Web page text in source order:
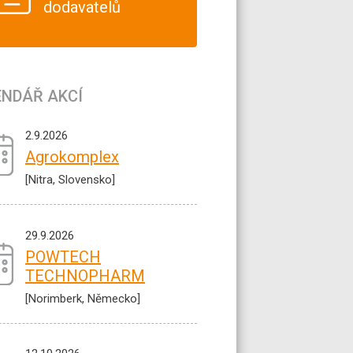
dodavatelů
AKCÍ
2.9.2026
Agrokomplex
[Nitra, Slovensko]
29.9.2026
POWTECH
TECHNOPHARM
[Norimberk, Německo]